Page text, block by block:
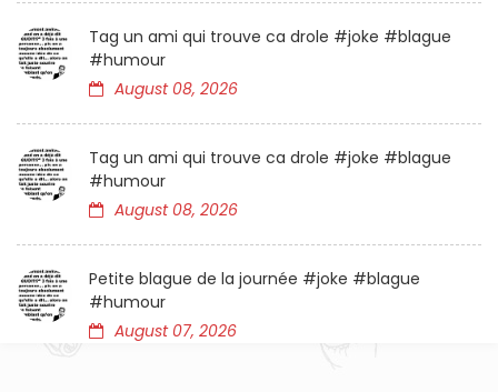
Tag un ami qui trouve ca drole #joke #blague
#humour
August 08, 2026
Tag un ami qui trouve ca drole #joke #blague
#humour
August 08, 2026
Petite blague de la journée #joke #blague
#humour
August 07, 2026